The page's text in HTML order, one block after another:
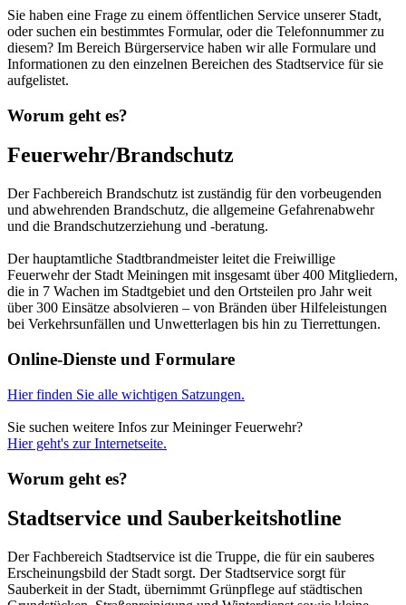
Sie haben eine Frage zu einem öffentlichen Service unserer Stadt,
oder suchen ein bestimmtes Formular, oder die Telefonnummer zu
diesem? Im Bereich Bürgerservice haben wir alle Formulare und
Informationen zu den einzelnen Bereichen des Stadtservice für sie
aufgelistet.
Worum geht es?
Feuerwehr/Brandschutz
Der Fachbereich Brandschutz ist zuständig für den vorbeugenden
und abwehrenden Brandschutz, die allgemeine Gefahrenabwehr
und die Brandschutzerziehung und -beratung.
Der hauptamtliche Stadtbrandmeister leitet die Freiwillige
Feuerwehr der Stadt Meiningen mit insgesamt über 400 Mitgliedern,
die in 7 Wachen im Stadtgebiet und den Ortsteilen pro Jahr weit
über 300 Einsätze absolvieren – von Bränden über Hilfeleistungen
bei Verkehrsunfällen und Unwetterlagen bis hin zu Tierrettungen.
Online-Dienste und Formulare
Hier finden Sie alle wichtigen Satzungen.
Sie suchen weitere Infos zur Meininger Feuerwehr?
Hier geht's zur Internetseite.
Worum geht es?
Stadtservice und Sauberkeitshotline
Der Fachbereich Stadtservice ist die Truppe, die für ein sauberes
Erscheinungsbild der Stadt sorgt. Der Stadtservice sorgt für
Sauberkeit in der Stadt, übernimmt Grünpflege auf städtischen